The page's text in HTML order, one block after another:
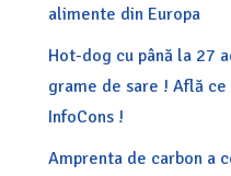
alimente din Europa
Hot-dog cu până la 27
grame de sare ! Află
InfoCons !
Amprenta de carbon a